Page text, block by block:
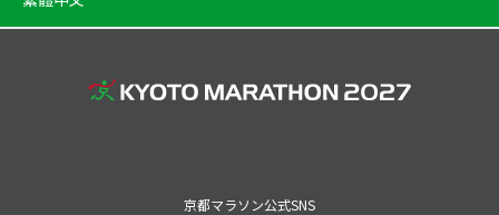
京都マラソン公式SNS